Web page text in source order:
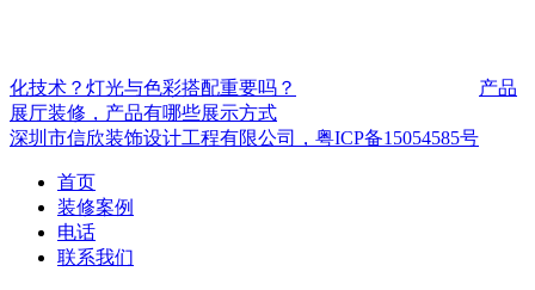
化技术？灯光与色彩搭配重要吗？
产品
展厅装修，产品有哪些展示方式
深圳市信欣装饰设计工程有限公司，粤ICP备15054585号
首页
装修案例
电话
联系我们